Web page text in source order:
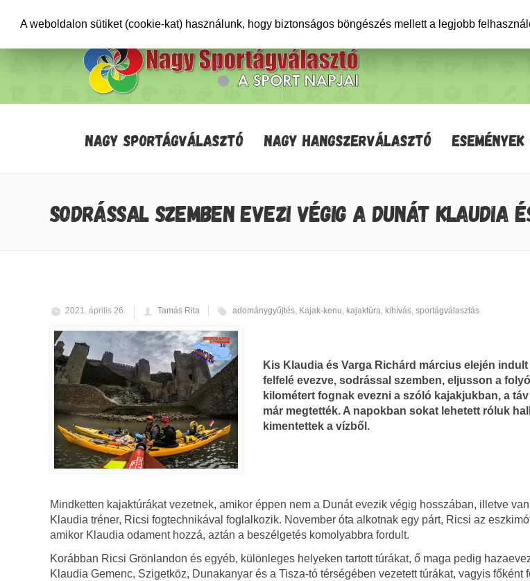
NAGY SPORTÁGVÁLASZTÓ NAGY HANGSZERVÁLASZTÓ ESEMÉNYEK
SODRÁSSAL SZEMBEN EVEZI VÉGIG A DUNÁT KLAUDIA
2021. április 26. Tamás Rita adománygyűjtés, Kajak-kenu, kajaktúra, kihívás, sportágválasztás
Kis Klaudia és Varga Richárd március elején
felfelé evezve, sodrással szemben, eljusson a
kilométert fognak evezni a szóló kajakjukban, a
már megtették. A napokban sokat lehetett róluk
kimentettek a vízből.
Mindketten kajaktúrákat vezetnek, amikor éppen nem a Dunát evezik végig hosszában, illetve
Klaudia tréner, Ricsi fogtechnikával foglalkozik. November óta alkotnak egy párt, Ricsi az
amikor Klaudia odament hozzá, aztán a beszélgetés komolyabbra fordult.
Korábban Ricsi Grönlandon és egyéb, különleges helyeken tartott túrákat, ő maga pedig
Klaudia Gemenc, Szigetköz, Dunakanyar és a Tisza-tó térségében vezetett túrákat, vagyis főként
A weboldalon sütiket (cookie-kat) használunk, hogy biztonságos böngészés mellett a legjobb